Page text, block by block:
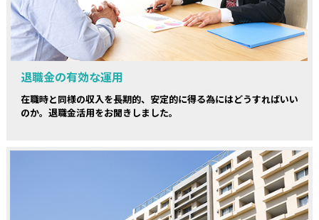
退職金の有効な運用
在職時と同様の収入を長期的、安定的に得る為にはどうすればいい
のか。退職金活用をお聞きしました。